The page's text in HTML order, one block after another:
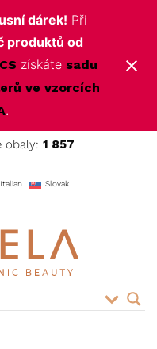
dárek! Při
produktů od
získáte sadu
ve vzorcích
.
obaly: 1 857
Italian Slovak
kosmetika pro vás